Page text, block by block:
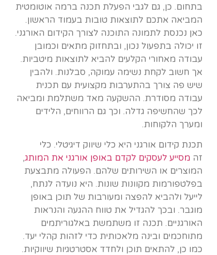
בתחום. כן, גם לגבי הפעלת תכנה ברמה אוטומטית
המביאה אתכם לתוצאות טובות בעמוד הראשון.
כאן נכנסת לתמונה התוכנה לצורך הקידום האורגני.
זו יכולה בתפעול נכון, ובתחזוק מתאים וכמובן
עבודה מאחורי הקלעים להביא לתוצאות מיטביות.
אך חשוב לקחת נשימה עמוקה, סבלנות. ולהבין
שיש פה צורך בהתערבות מקצועית עם תכנית
עבודה מסודרת. ההשקעה מאד משתלמת ומביאה
לכך שהחשיפה גדלה. וכך גם הרווחים, הלידים
ומערך הלקוחות.
תכנת קידום אורגני היא כלי שיווק דיגיטלי. כלי
זה מסייע לעסקים לקדם באופן אורגני את המותג,
המוצרים או השירותים שלהם. הפעולה מתבצעת
בפלטפורמות מקוונות שונות. היא נועדה לנתח,
לייעל ולהביא להפצה ומעורבות של תוכן באופן
מוגבר. ובכך להגדיל את טווח ההגעה והנראות
האורגניים. תכנה זו משתמשת באלגוריתמים
מתוחכמים ובינה מלאכותית כדי לזהות קהלי יעד.
כמו כן, להתאים תוכן ולחדד אסטרטגיות שיווקיות.